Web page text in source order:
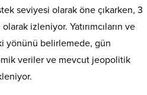
seviyesi olarak öne çıkarken, 3
izleniyor. Yatırımcıların ve
yönünü belirlemede, gün
veriler ve mevcut jeopolitik